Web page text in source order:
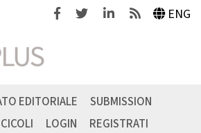
FacebookTwitterLinkedinFeeds ENG
EDITORIALE
SUBMISSION
LOGIN REGISTRATI